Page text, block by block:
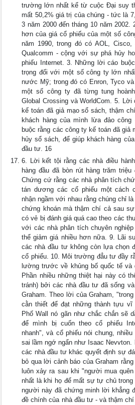
trường lớn nhất kể từ cuộc Đại suy
mất 50,2% giá trị của chúng - tức là
3 năm 2000 đến tháng 10 năm
hơn của giá cổ phiếu của một số
năm 1990, trong đó có AOL, Cisco,
Qualcomm - cộng với sự phá hủy
phiếu Internet. 3. Những lời cáo
trọng đối với một số công ty lớn
nước Mỹ; trong đó có Enron, Tyco
một số công ty đã từng tung
Global Crossing và WorldCom. 5.
kế toán đã giả mạo sổ sách, thậm
khách hàng của mình lừa đảo
buộc rằng các công ty kế toán đã giả
hủy sổ sách, để giúp khách hàng
đầu tư. 16
6. Lời kết tội rằng các nhà điều
hàng đầu đã bòn rút hàng trăm
Chứng cứ rằng các nhà phân tích
tán dương các cổ phiếu một cách
nhận ngầm với nhau rằng chúng chỉ
chứng khoán mà thậm chí cả sau
có vẻ bị đánh giá quá cao theo các
với các nhà phân tích chuyên
thể giảm giá nhiều hơn nữa. 9. Lãi
các nhà đầu tư không còn lựa chọn
cổ phiếu. 10. Môi trường đẳu tư đầy
lường trước về khủng bố quốc tế và
Phần nhiều những thiệt hại này có
tránh) bởi các nhà đầu tư đã sống
Graham. Theo lời của Graham,
cằn thiết để đạt những thành tựu
Phố Wall nó gãn như chắc chắn sẽ
để mình bị cuốn theo cổ phiếu
nhanh", và cổ phiếu nói chung,
sai lầm ngớ ngẩn như Isaac Nevvton.
các nhà đầu tư khác quyết định sự
bỏ qua lời cảnh báo của Graham
luôn xảy ra sau khi "người mua
nhất là khi họ để mất sự tự chủ
người này đã chứng minh lời khẳng
đề chính của nhà đầu tư - và thậm